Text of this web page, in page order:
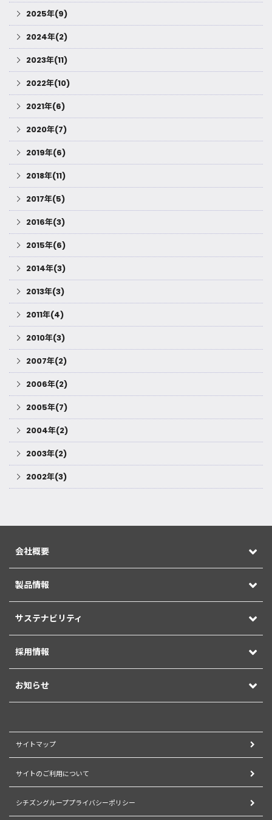
2025年(9)
2024年(2)
2023年(11)
2022年(10)
2021年(6)
2020年(7)
2019年(6)
2018年(11)
2017年(5)
2016年(3)
2015年(6)
2014年(3)
2013年(3)
2011年(4)
2010年(3)
2007年(2)
2006年(2)
2005年(7)
2004年(2)
2003年(2)
2002年(3)
会社概要
製品情報
サステナビリティ
採用情報
お知らせ
サイトマップ
サイトのご利用について
シチズングループプライバシーポリシー